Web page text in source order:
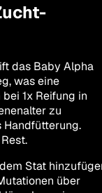
das Baby Alpha
was eine
1x Reifung in
zu
Handfütterung.
Stat
über